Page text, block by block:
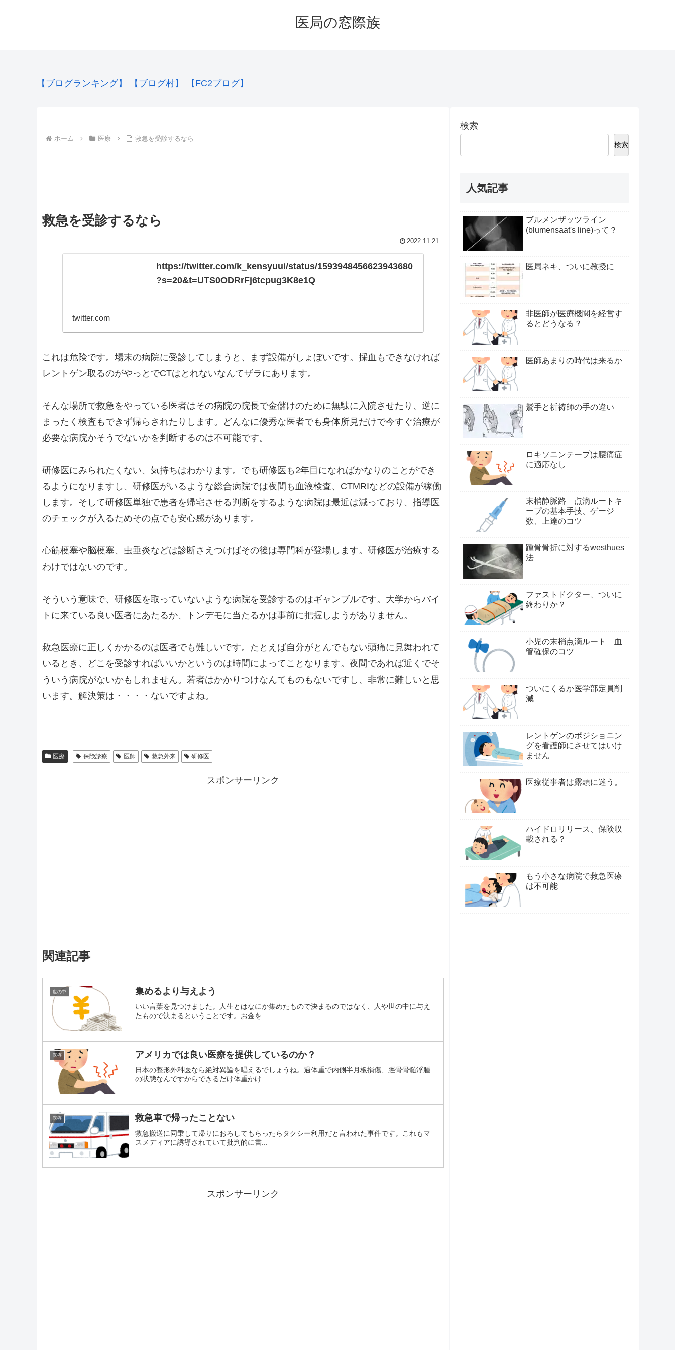
医局の窓際族
【ブログランキング】 【ブログ村】 【FC2ブログ】
ホーム 医療 救急を受診するなら
救急を受診するなら
2022.11.21
https://twitter.com/k_kensyuui/status/1593948456623943680
?s=20&t=UTS0ODRrFj6tcpug3K8e1Q
twitter.com
これは危険です。場末の病院に受診してしまうと、まず設備がしょぼいです。採血もできなければ
レントゲン取るのがやっとでCTはとれないなんてザラにあります。
そんな場所で救急をやっている医者はその病院の院長で金儲けのために無駄に入院させたり、逆に
まったく検査もできず帰らされたりします。どんなに優秀な医者でも身体所見だけで今すぐ治療が
必要な病院かそうでないかを判断するのは不可能です。
研修医にみられたくない、気持ちはわかります。でも研修医も2年目になればかなりのことができ
るようになりますし、研修医がいるような総合病院では夜間も血液検査、CTMRIなどの設備が稼働
します。そして研修医単独で患者を帰宅させる判断をするような病院は最近は減っており、指導医
のチェックが入るためその点でも安心感があります。
心筋梗塞や脳梗塞、虫垂炎などは診断さえつけばその後は専門科が登場します。研修医が治療する
わけではないのです。
そういう意味で、研修医を取っていないような病院を受診するのはギャンブルです。大学からバイ
トに来ている良い医者にあたるか、トンデモに当たるかは事前に把握しようがありません。
救急医療に正しくかかるのは医者でも難しいです。たとえば自分がとんでもない頭痛に見舞われて
いるとき、どこを受診すればいいかというのは時間によってことなります。夜間であれば近くでそ
ういう病院がないかもしれません。若者はかかりつけなんてものもないですし、非常に難しいと思
います。解決策は・・・・ないですよね。
医療 保険診療 医師 救急外来 研修医
スポンサーリンク
関連記事
世の中 集めるより与えよう
いい言葉を見つけました。人生とはなにか集めたもので決まるのではなく、人や世の中に与え
たもので決まるということです。お金を...
医療 アメリカでは良い医療を提供しているのか？
日本の整形外科医なら絶対異論を唱えるでしょうね。過体重で内側半月板損傷、脛骨骨髄浮腫
の状態なんですからできるだけ体重かけ...
医療 救急車で帰ったことない
救急搬送に同乗して帰りにおろしてもらったらタクシー利用だと言われた事件です。これもマ
スメディアに誘導されていて批判的に書...
スポンサーリンク
検索
検索
人気記事
ブルメンザッツライン
(blumensaat's line)って？
医局ネキ、ついに教授に
非医師が医療機関を経営す
るとどうなる？
医師あまりの時代は来るか
鷲手と祈祷師の手の違い
ロキソニンテープは腰痛症
に適応なし
末梢静脈路 点滴ルートキ
ープの基本手技、ゲージ
数、上達のコツ
踵骨骨折に対するwesthues
法
ファストドクター、ついに
終わりか？
小児の末梢点滴ルート 血
管確保のコツ
ついにくるか医学部定員削
減
レントゲンのポジショニン
グを看護師にさせてはいけ
ません
医療従事者は露頭に迷う。
ハイドロリリース、保険収
載される？
もう小さな病院で救急医療
は不可能